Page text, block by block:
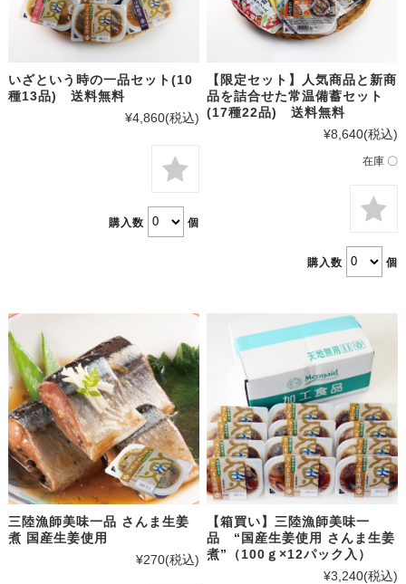
いざという時の一品セット(10
種13品) 送料無料
¥4,860(税込)
購入数 個
【限定セット】人気商品と新商
品を詰合せた常温備蓄セット
(17種22品) 送料無料
¥8,640(税込)
在庫 〇
購入数 個
三陸漁師美味一品 さんま生姜
煮 国産生姜使用
¥270(税込)
【箱買い】三陸漁師美味一
品 “国産生姜使用 さんま生姜
煮”（100ｇ×12パック入）
¥3,240(税込)